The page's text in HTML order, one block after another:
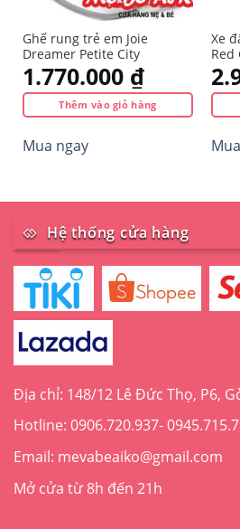
Ghế rung trẻ em Joie
Dreamer Petite City
1.770.000 ₫
Thêm vào giỏ hàng
Mua ngay
Xe
Red
Hệ thống cửa hàng
Địa chỉ: 148/12 Lê Đức Thọ, P6,
Hotline: 0906.720.937-
Email: mevabeaiko@gmail.com
Mở cửa từ 8h đến 21h